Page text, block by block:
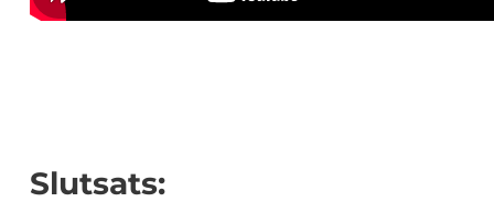
Slutsats: